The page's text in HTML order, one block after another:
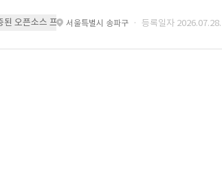
오픈소스 프레임워크를 기반으로 시스템을 구축
서울특별시 송파구 · 등록일자 2026.07.28.